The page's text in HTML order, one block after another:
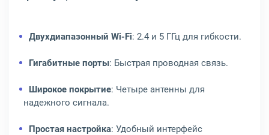
Двухдиапазонный Wi-Fi: 2.4 и 5 ГГц для гибкости.
Гигабитные порты: Быстрая проводная связь.
Широкое покрытие: Четыре антенны для
надежного сигнала.
Простая настройка: Удобный интерфейс